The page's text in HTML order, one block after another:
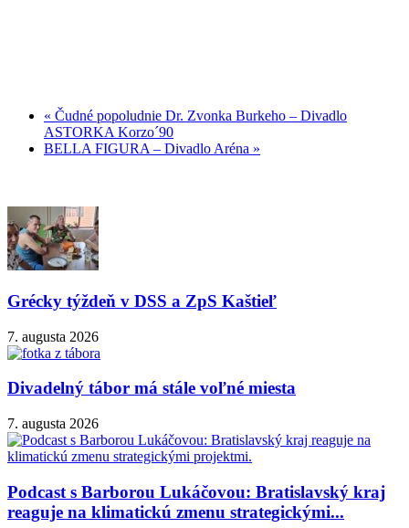
« Čudné popoludnie Dr. Zvonka Burkeho – Divadlo
ASTORKA Korzo´90
BELLA FIGURA – Divadlo Aréna »
Grécky týždeň v DSS a ZpS Kaštieľ
7. augusta 2026
Divadelný tábor má stále voľné miesta
7. augusta 2026
Podcast s Barborou Lukáčovou: Bratislavský kraj
reaguje na klimatickú zmenu strategickými...